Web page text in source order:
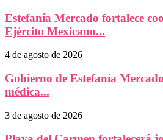
Estefanía Mercado fortalece
Ejército Mexicano...
4 de agosto de 2026
Gobierno de Estefanía
médica...
3 de agosto de 2026